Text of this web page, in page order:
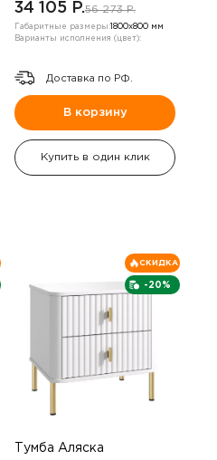
34 105 P.56 273 P.
Габаритные размеры: 1800х800 мм
Варианты исполнения (цвет):
Доставка по РФ.
В корзину
Купить в один клик
-20%
СКИДКА
Тумба Аляска